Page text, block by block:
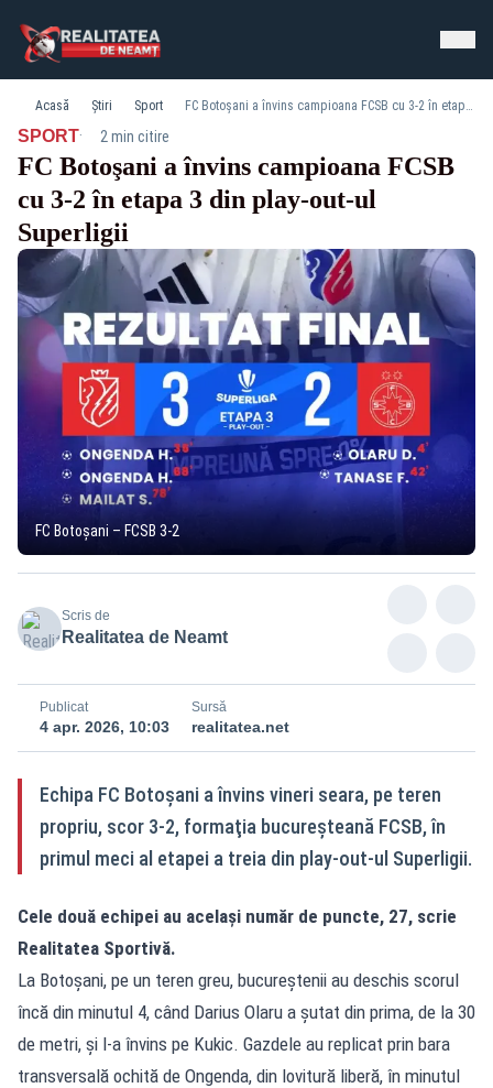
Acasă Știri Sport FC Botoşani a învins campioana FCSB cu 3-2 în etapa 3 din play-out-ul Superligii
SPORT· 2 min citire
FC Botoşani a învins campioana FCSB
cu 3-2 în etapa 3 din play-out-ul
Superligii
FC Botoșani – FCSB 3-2
Scris de
Realitatea de Neamt
Publicat
4 apr. 2026, 10:03
Sursă
realitatea.net
Echipa FC Botoşani a învins vineri seara, pe teren
propriu, scor 3-2, formaţia bucureşteană FCSB, în
primul meci al etapei a treia din play-out-ul Superligii.
Cele două echipei au același număr de puncte, 27, scrie
Realitatea Sportivă.
La Botoşani, pe un teren greu, bucureştenii au deschis scorul
încă din minutul 4, când Darius Olaru a şutat din prima, de la 30
de metri, şi l-a învins pe Kukic. Gazdele au replicat prin bara
transversală ochită de Ongenda, din lovitură liberă, în minutul